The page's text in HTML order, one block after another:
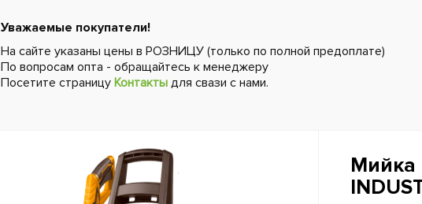
Уважаемые покупатели!
На сайте указаны цены в РОЗНИЦУ (только по полной предоплате)
По вопросам опта - обращайтесь к менеджеру
Посетите страницу Контакты для свази с нами.
Мийка